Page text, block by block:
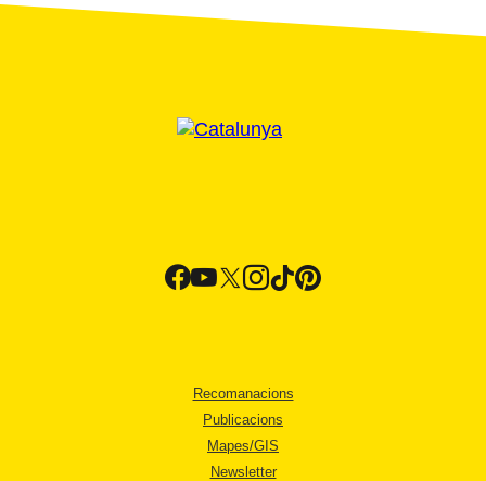
Recomanacions
Publicacions
Mapes/GIS
Newsletter